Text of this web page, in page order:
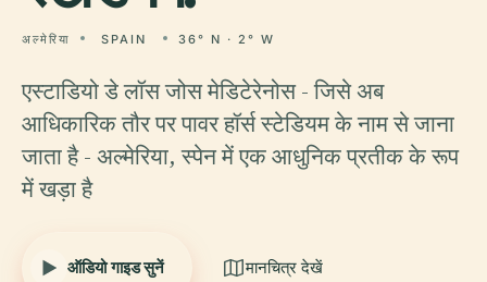
अल्मेरिया SPAIN 36° N · 2° W
एस्टाडियो डे लॉस जोस मेडिटेरेनोस - जिसे अब
आधिकारिक तौर पर पावर हॉर्स स्टेडियम के नाम से जाना
जाता है - अल्मेरिया, स्पेन में एक आधुनिक प्रतीक के रूप
में खड़ा है
ऑडियो गाइड सुनें मानचित्र देखें